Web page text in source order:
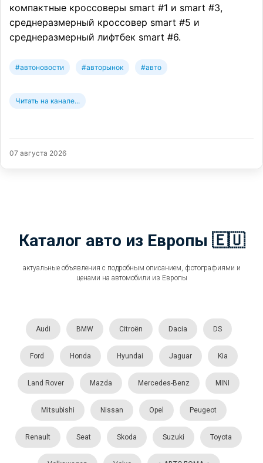
компактные кроссоверы smart #1 и smart #3,
среднеразмерный кроссовер smart #5 и
среднеразмерный лифтбек smart #6.
#автоновости #авторынок #авто
Читать на канале...
07 августа 2026
Каталог авто из Европы 🇪🇺
актуальные объявления с подробным описанием, фотографиями и
ценами на автомобили из Европы
Audi BMW Citroën Dacia DS
Ford Honda Hyundai Jaguar Kia
Land Rover Mazda Mercedes-Benz MINI
Mitsubishi Nissan Opel Peugeot
Renault Seat Skoda Suzuki Toyota